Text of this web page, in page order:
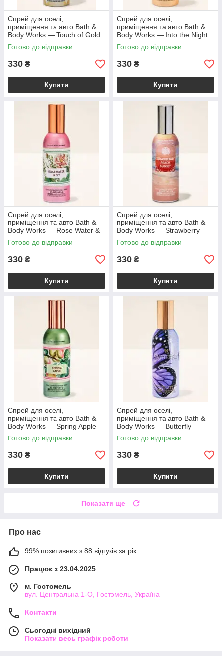
Спрей для оселі,
приміщення та авто Bath &
Body Works — Touch of Gold
Concentrated Room Spray /
42,5 г
Готово до відправки
330 ₴
Купити
Спрей для оселі,
приміщення та авто Bath &
Body Works — Into the Night
Concentrated Room Spray /
42,5 г
Готово до відправки
330 ₴
Купити
Спрей для оселі,
приміщення та авто Bath &
Body Works — Rose Water &
Ivy Concentrated Room Spray
/ 42,5 г
Готово до відправки
330 ₴
Купити
Спрей для оселі,
приміщення та авто Bath &
Body Works — Strawberry
Peach Sunset Concentrated
Room Spray / 42,5
Готово до відправки
330 ₴
Купити
Спрей для оселі,
приміщення та авто Bath &
Body Works — Spring Apple
Concentrated Room Spray /
42,5 г
Готово до відправки
330 ₴
Купити
Спрей для оселі,
приміщення та авто Bath &
Body Works — Butterfly
Concentrated Room Spray /
42,5 г
Готово до відправки
330 ₴
Купити
Показати ще
Про нас
99% позитивних з 88 відгуків за рік
Працює з 23.04.2025
м. Гостомель
вул. Центральна 1-О, Гостомель, Україна
Контакти
Сьогодні вихідний
Показати весь графік роботи